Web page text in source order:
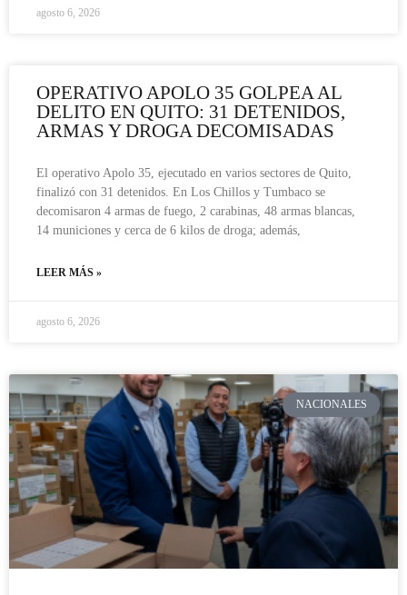
agosto 6, 2026
OPERATIVO APOLO 35 GOLPEA AL
DELITO EN QUITO: 31 DETENIDOS,
ARMAS Y DROGA DECOMISADAS
El operativo Apolo 35, ejecutado en varios sectores de Quito,
finalizó con 31 detenidos. En Los Chillos y Tumbaco se
decomisaron 4 armas de fuego, 2 carabinas, 48 armas blancas,
14 municiones y cerca de 6 kilos de droga; además,
LEER MÁS »
agosto 6, 2026
NACIONALES